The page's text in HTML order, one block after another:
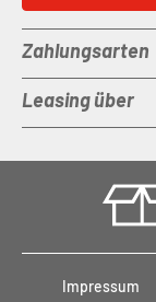
Zahlungsarten
Leasing über
Impressum